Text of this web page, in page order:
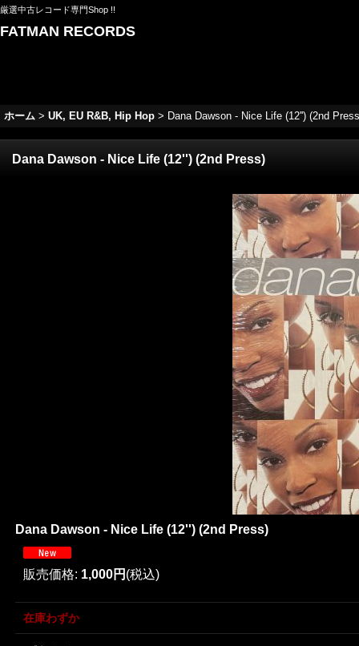
厳選中古レコード専門Shop !!
FATMAN RECORDS
ホーム > UK, EU R&B, Hip Hop > Dana Dawson - Nice Life (12'') (2nd
Dana Dawson - Nice Life (12'') (2nd Press)
Dana Dawson - Nice Life (12'') (2nd Press)
販売価格: 1,000円 (税込)
在庫わずか